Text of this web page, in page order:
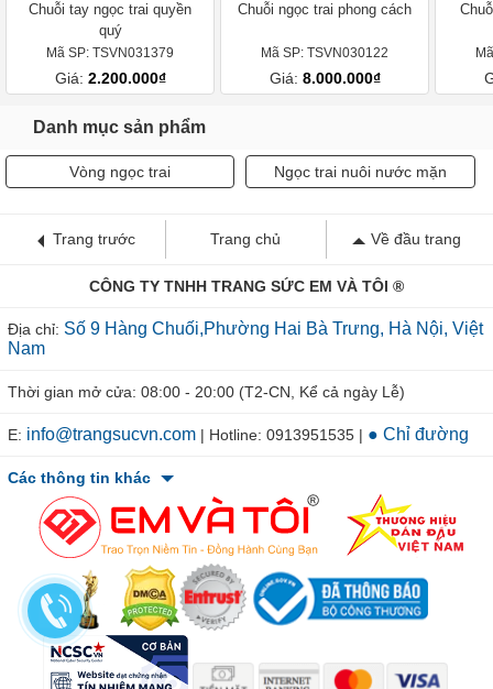
Chuỗi tay ngọc trai quyền
quý
Mã SP: TSVN031379
Giá: 2.200.000₫
Chuỗi ngọc trai phong cách
Mã SP: TSVN030122
Giá: 8.000.000₫
Danh mục sản phẩm
Vòng ngọc trai Ngọc trai nuôi nước mặn
Trang trước Trang chủ Về đầu trang
CÔNG TY TNHH TRANG SỨC EM VÀ TÔI ®
Địa chỉ: Số 9 Hàng Chuối,Phường Hai Bà Trưng, Hà Nội, Việt
Nam
Thời gian mở cửa: 08:00 - 20:00 (T2-CN, Kể cả ngày Lễ)
E: info@trangsucvn.com | Hotline: 0913951535 | ● Chỉ đường
Các thông tin khác